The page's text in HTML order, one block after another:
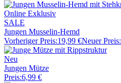
Online Exklusiv
SALE
Jungen Musselin-Hemd
Vorheriger Preis:19,99 €Neuer Preis:
Neu
Jungen Mütze
Preis:6,99 €